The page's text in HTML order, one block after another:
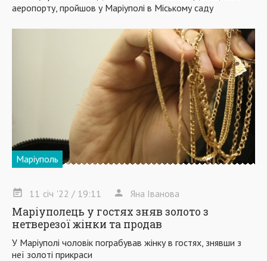
аеропорту, пройшов у Маріуполі в Міському саду
Маріуполь
11 січ '22 / 19:11 Яна Іванова
Маріуполець у гостях зняв золото з
нетверезої жінки та продав
У Маріуполі чоловік пограбував жінку в гостях, знявши з
неї золоті прикраси